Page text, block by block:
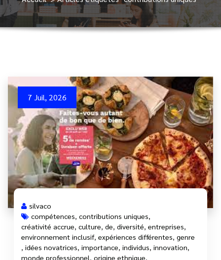
7 Juil, 2026
silvaco
compétences, contributions uniques,
créativité accrue, culture, de, diversité, entreprises,
environnement inclusif, expériences différentes, genre
, idées novatrices, importance, individus, innovation,
monde professionnel, origine ethnique,